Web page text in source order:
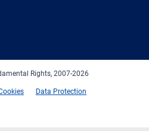
Rights, 2007-2026
Data Protection